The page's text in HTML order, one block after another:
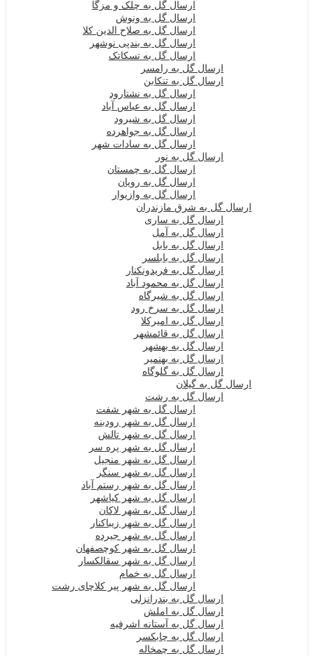
ارسال گل به چلک و مزگا
ارسال گل به ونوش
ارسال گل به صلاح الدین کلا
ارسال گل به بندپی نوشهر
ارسال گل به تسکاتک
ارسال گل به رامسر
ارسال گل به تنکابن
ارسال گل به نشتارود
ارسال گل به عباس آباد
ارسال گل به شیرود
ارسال گل به جواهرده
ارسال گل به سادات شهر
ارسال گل به نور
ارسال گل به چمستان
ارسال گل به رویان
ارسال گل به وازیوار
ارسال گل به شرق مازندران
ارسال گل به ساری
ارسال گل به آمل
ارسال گل به بابل
ارسال گل به بابلسر
ارسال گل به فریدونکنار
ارسال گل به محمود آباد
ارسال گل به شیرگاه
ارسال گل به سرخ رود
ارسال گل به امیرکلا
ارسال گل به قائمشهر
ارسال گل به بهشهر
ارسال گل به بهنمیر
ارسال گل به گلوگاه
ارسال گل به گیلان
ارسال گل به رشت
ارسال گل به شهر شفت
ارسال گل به شهر رودبنه
ارسال گل به شهر تالش
ارسال گل به شهر پره سر
ارسال گل به شهر منجیل
ارسال گل به شهر سنگر
ارسال گل به شهر رستم آباد
ارسال گل به شهر کیاشهر
ارسال گل به شهر لاکان
ارسال گل به شهر زیباکنار
ارسال گل به شهر جیرده
ارسال گل به شهر کوچصفهان
ارسال گل به شهر سقالکسار
ارسال گل به خمام
ارسال گل به شهر پیر کلاچای رشت
ارسال گل به بندرانزلی
ارسال گل به املش
ارسال گل به آستانه اشرفیه
ارسال گل به چابکسر
ارسال گل به چمخاله